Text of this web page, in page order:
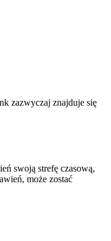
zazwyczaj znajduje się
swoją strefę czasową,
może zostać